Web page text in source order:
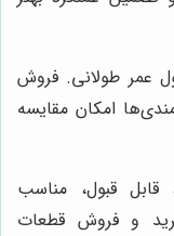
عمر طولانی. فروش
امکان مقایسه
قابل قبول، مناسب
و فروش قطعات